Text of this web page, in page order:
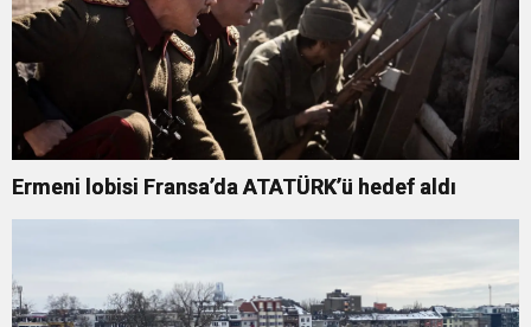
Ermeni lobisi Fransa’da ATATÜRK’ü hedef aldı